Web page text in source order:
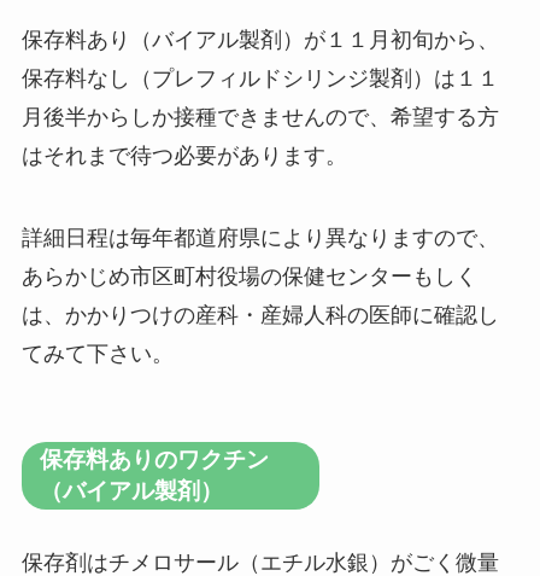
保存料あり（バイアル製剤）が１１月初旬から、
保存料なし（プレフィルドシリンジ製剤）は１１
月後半からしか接種できませんので、希望する方
はそれまで待つ必要があります。
詳細日程は毎年都道府県により異なりますので、
あらかじめ市区町村役場の保健センターもしく
は、かかりつけの産科・産婦人科の医師に確認し
てみて下さい。
保存料ありのワクチン
（バイアル製剤）
保存剤はチメロサール（エチル水銀）がごく微量